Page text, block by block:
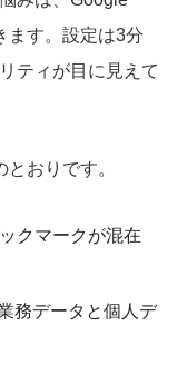
ます。設定は3分
ティが目に見えて
おりです。
クマークが混在
務データと個人デ